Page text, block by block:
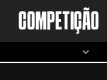
COMPETIÇÃO